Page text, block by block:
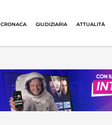
CRONACA GIUDIZIARIA ATTUALITÀ